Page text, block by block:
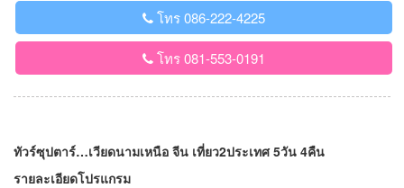
โทร 086-222-4225
โทร 081-553-0191
ทัวร์ซุปตาร์…เวียดนามเหนือ จีน เที่ยว2ประเทศ 5วัน 4คืน
รายละเอียดโปรแกรม